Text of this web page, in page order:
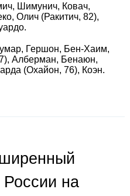
Шимунич, Ковач,
Олич (Ракитич, 82),
Гершон, Бен-Хаим,
Алберман, Бенаюн,
(Охайон, 76), Коэн.
России на